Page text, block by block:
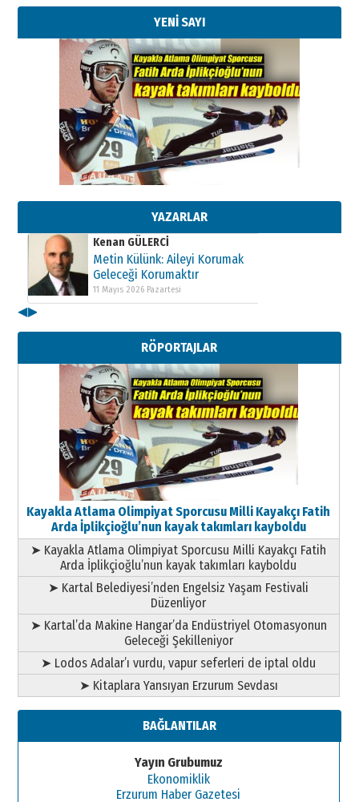
YENİ SAYI
YAZARLAR
Kenan GÜLERCİ
Metin Külünk: Aileyi Korumak
Geleceği Korumaktır
11 Mayıs 2026 Pazartesi
Kenan GÜLERCİ
Metin Külünk: Aileyi Korumak
Geleceği Korumaktır
11 Mayıs 2026 Pazartesi
Metin Külünk: Aileyi Korumak
Geleceği Korumaktır
11 Mayıs 2026 Pazartesi
◀▶
RÖPORTAJLAR
Kayakla Atlama Olimpiyat Sporcusu Milli Kayakçı Fatih
Arda İplikçioğlu’nun kayak takımları kayboldu
➤ Kayakla Atlama Olimpiyat Sporcusu Milli Kayakçı Fatih
Arda İplikçioğlu’nun kayak takımları kayboldu
➤ Kartal Belediyesi’nden Engelsiz Yaşam Festivali
Düzenliyor
➤ Kartal’da Makine Hangar’da Endüstriyel Otomasyonun
Geleceği Şekilleniyor
➤ Lodos Adalar’ı vurdu, vapur seferleri de iptal oldu
➤ Kitaplara Yansıyan Erzurum Sevdası
BAĞLANTILAR
Yayın Grubumuz
Ekonomiklik
Erzurum Haber Gazetesi